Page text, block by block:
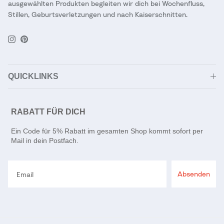
ausgewählten Produkten begleiten wir dich bei Wochenfluss,
Stillen, Geburtsverletzungen und nach Kaiserschnitten.
Instagram
Pinterest
QUICKLINKS
RABATT FÜR DICH
Ein Code für 5% Rabatt im gesamten Shop kommt sofort per
Mail in dein Postfach.
Absenden